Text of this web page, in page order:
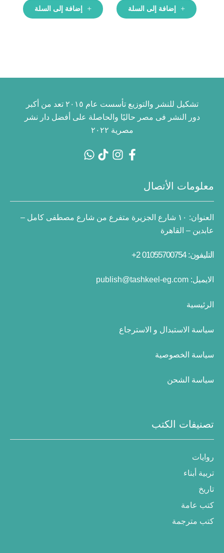
إضافة إلى السلة إضافة إلى السلة
تشكيل للنشر والتوزيع تأسست عام ٢٠١٥ تعد من أكبر
دور النشر فى مصر حاليًا والحاصلة على أفضل دار نشر
مصرية ٢٠٢٢
معلومات الأتصال
العنوان:
١٠ شارع الجزيرة متفرع من شارع مصطفى كامل –
عابدين – القاهرة
التليفون: 01055700754 2+
الايميل: publish@tashkeel-eg.com
الرئيسية
سياسة الاستبدال و الاسترجاع
سياسة الخصوصية
سياسة الشحن
تصنيفات الكتب
روايات
تربية أبناء
تاريخ
كتب عامة
كتب مترجمة